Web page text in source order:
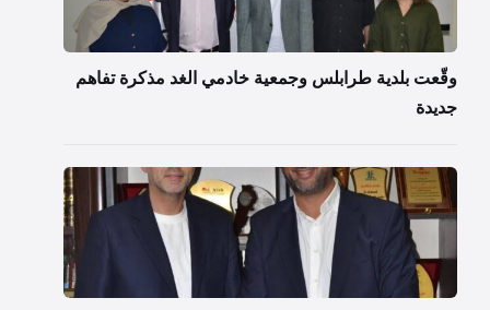
وقّعت بلدية طرابلس وجمعية خادمي الغد مذكرة تفاهم
جديدة